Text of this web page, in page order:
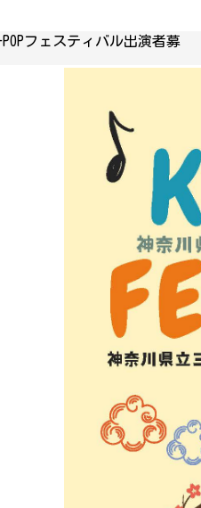
フェスティバル出演者募